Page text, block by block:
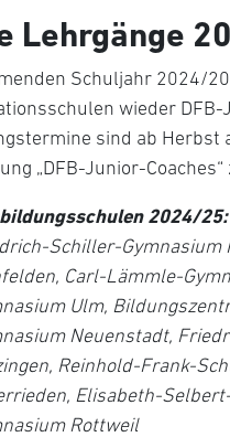
Lehrgänge
Schuljahr 2024/
wieder
sind ab Herbst
„DFB-Junior-Coaches“
2024/25:
Schiller-Gymnasium
Carl-Lämmle-
Ulm,
Neuenstadt,
Reinhold-Frank-
Elisabeth-
Rottweil